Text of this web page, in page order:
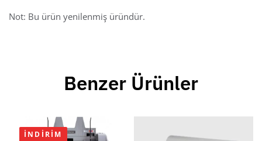
Not: Bu ürün yenilenmiş üründür.
Benzer Ürünler
İNDIRIM